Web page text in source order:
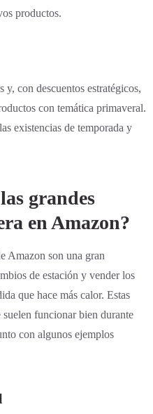
productos.
y, con descuentos estratégicos,
con temática primaveral.
existencias de temporada y
grandes
en Amazon?
Amazon son una gran
de estación y vender los
que hace más calor. Estas
suelen funcionar bien durante
con algunos ejemplos